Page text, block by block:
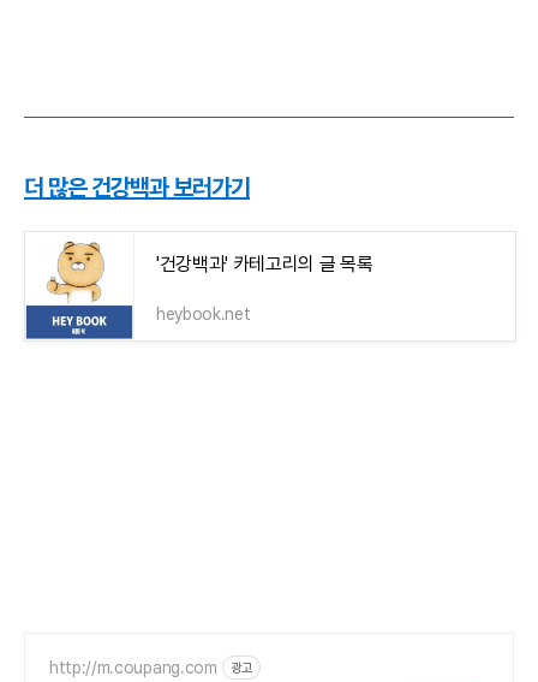
더 많은 건강백과 보러가기
'건강백과' 카테고리의 글 목록
heybook.net
http://m.coupang.com 광고